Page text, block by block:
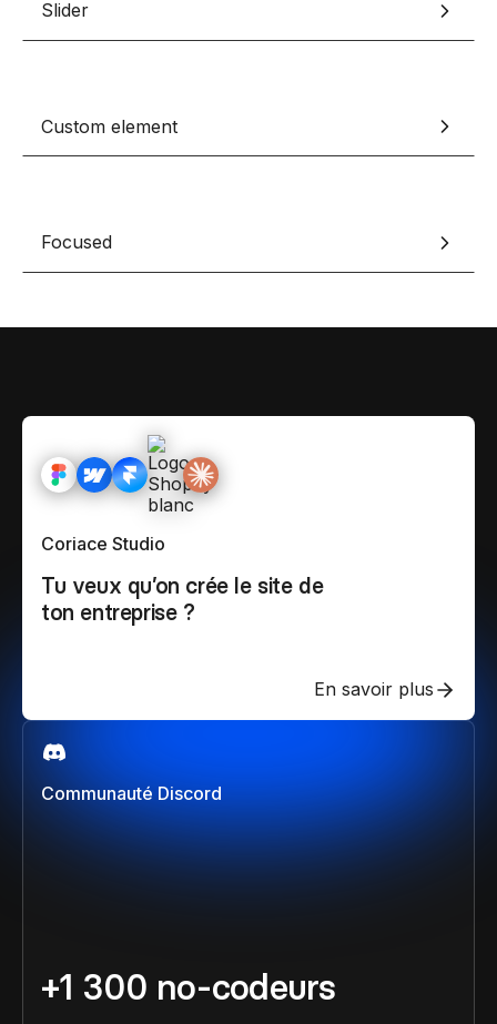
Nos meilleurs
Les métiers du
Devenir affilié(e)
Slider
Custom element
Focused
Communauté Discord
+1 300 no-codeurs
Coriace Studio
Tu veux qu’on crée le site de
ton entreprise ?
En savoir plus